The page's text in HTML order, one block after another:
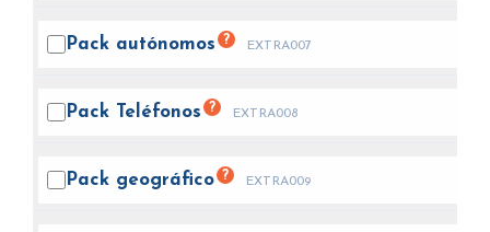
Pack autónomos ? EXTRA007
Pack Teléfonos ? EXTRA008
Pack geográfico ? EXTRA009